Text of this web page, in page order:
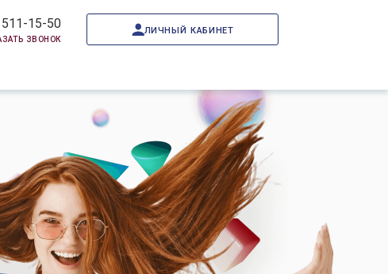
15-50
звонок
личный кабинет